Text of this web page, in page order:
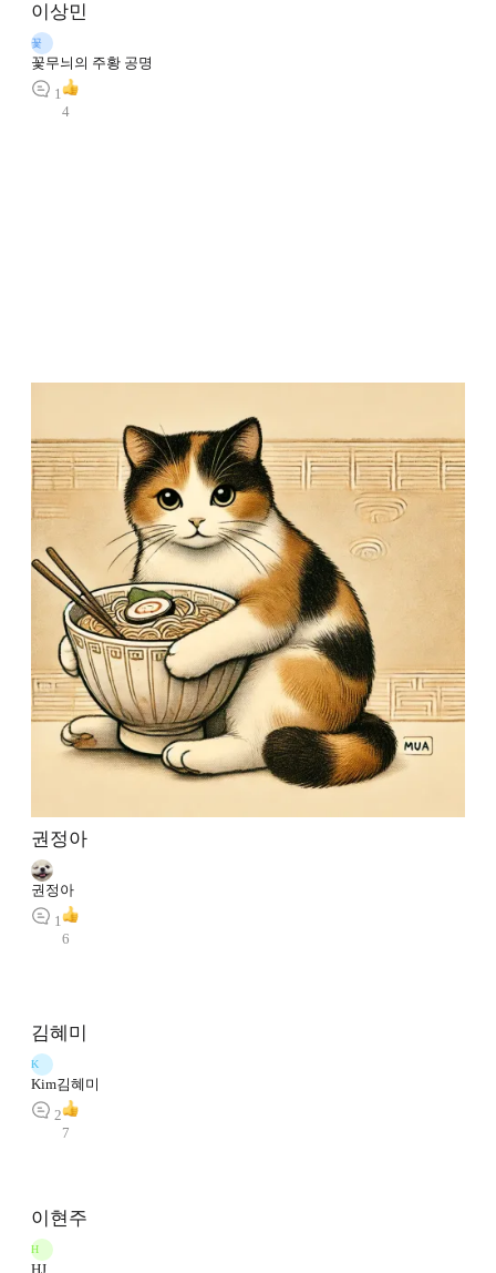
이상민
꽃
꽃무늬의 주황 공명
1
4
권정아
권정아
1
6
김혜미
K
Kim김혜미
2
7
이현주
H
HJ